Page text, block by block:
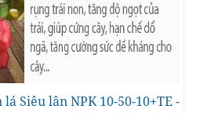
Siêu lân NPK 10-50-10+TE -